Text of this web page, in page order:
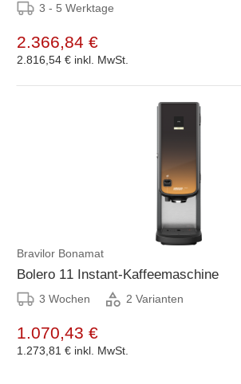
3 - 5 Werktage
2.366,84 €
2.816,54 € inkl. MwSt.
Bravilor Bonamat
Bolero 11 Instant-Kaffeemaschine
3 Wochen 2 Varianten
1.070,43 €
1.273,81 € inkl. MwSt.